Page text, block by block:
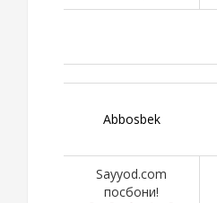
Abbosbek
Sayyod.com
посбони!